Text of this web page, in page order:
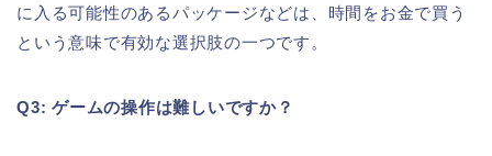
に入る可能性のあるパッケージなどは、時間をお金で買う
という意味で有効な選択肢の一つです。
Q3: ゲームの操作は難しいですか？